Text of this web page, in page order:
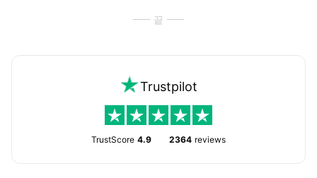
끝
Trustpilot
TrustScore 4.9 2364 reviews